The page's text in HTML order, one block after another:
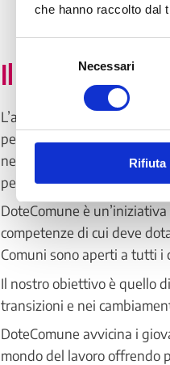
che hanno raccolto dal
Necessari
Rifiuta
Il nostro
L’apprendimento nella
personale. Garantire le
necessario per favorire la
permanenza nel mondo del
DoteComune è
competenze di cui deve
Comuni sono aperti a tutti i
Il nostro obiettivo è quello
transizioni e nei
DoteComune avvicina i
mondo del lavoro offrendo